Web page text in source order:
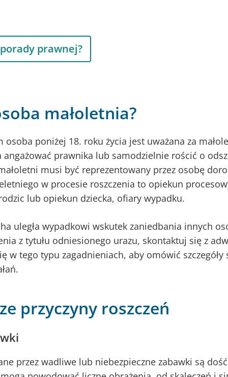
prawnej?
małoletnia?
osoba poniżej 18. roku życia jest uważana za
prawnika lub samodzielnie rościć o
musi być reprezentowany przez osobę
w procesie roszczenia to opiekun
lub opiekun dziecka, ofiary wypadku.
uległa wypadkowi wskutek zaniedbania innych
z tytułu odniesionego urazu, skontaktuj się z
w tego typu zagadnieniach, aby omówić
przyczyny roszczeń
przez wadliwe lub niebezpieczne zabawki są